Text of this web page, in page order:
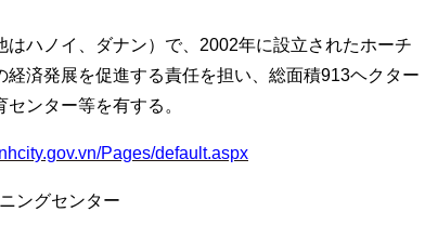
ハノイ、ダナン）で、2002年に設立されたホーチ
済発展を促進する責任を担い、総面積913ヘクター
ンター等を有する。
Pages/default.aspx
ングセンター